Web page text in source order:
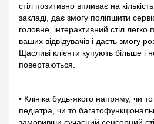
стіл позитивно впливає на
закладі, дає змогу поліпшити
головне, інтерактивний стіл легко
ваших відвідувачів і дасть змогу
Щасливі клієнти купують більше і
повертаються.
• Клініка будь-якого напряму, чи
педіатра, чи то